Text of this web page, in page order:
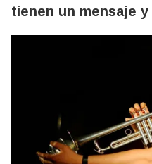
tienen un mensaje